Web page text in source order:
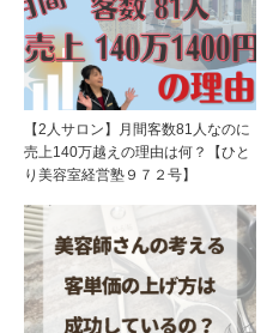
【2人サロン】月間客数81人なのに
売上140万越えの理由は何？【ひと
り美容室経営塾９７２号】